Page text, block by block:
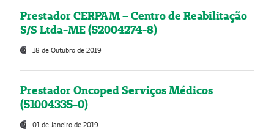
Prestador CERPAM – Centro de Reabilitação
S/S Ltda-ME (52004274-8)
18 de Outubro de 2019
Prestador Oncoped Serviços Médicos
(51004335-0)
01 de Janeiro de 2019